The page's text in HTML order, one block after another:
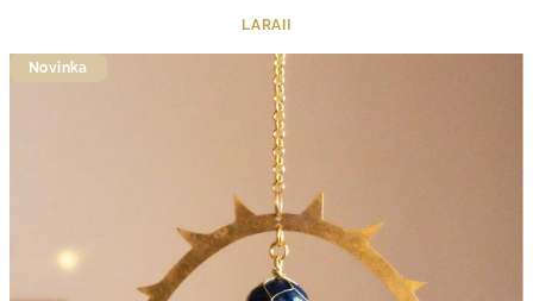
LARAII
Novinka